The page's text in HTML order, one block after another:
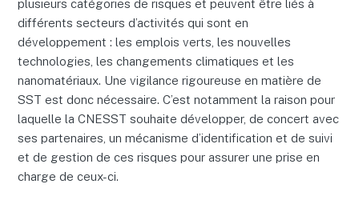
plusieurs catégories de risques et peuvent être liés à
différents secteurs d’activités qui sont en
développement : les emplois verts, les nouvelles
technologies, les changements climatiques et les
nanomatériaux. Une vigilance rigoureuse en matière de
SST est donc nécessaire. C’est notamment la raison pour
laquelle la CNESST souhaite développer, de concert avec
ses partenaires, un mécanisme d’identification et de suivi
et de gestion de ces risques pour assurer une prise en
charge de ceux-ci.